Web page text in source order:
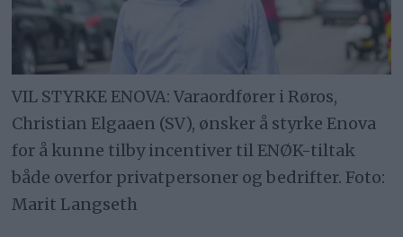
VIL STYRKE ENOVA: Varaordfører i Røros,
Christian Elgaaen (SV), ønsker å styrke Enova
for å kunne tilby incentiver til ENØK-tiltak
både overfor privatpersoner og bedrifter. Foto:
Marit Langseth